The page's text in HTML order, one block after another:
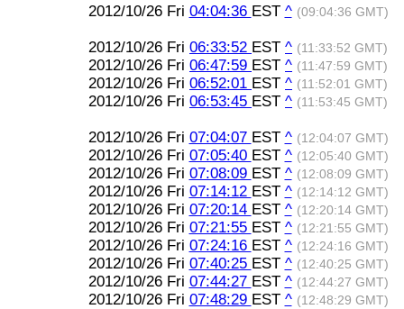
2012/10/26 Fri 04:04:36 EST ^ (09:04:36 GMT)
2012/10/26 Fri 06:33:52 EST ^ (11:33:52 GMT)
2012/10/26 Fri 06:47:59 EST ^ (11:47:59 GMT)
2012/10/26 Fri 06:52:01 EST ^ (11:52:01 GMT)
2012/10/26 Fri 06:53:45 EST ^ (11:53:45 GMT)
2012/10/26 Fri 07:04:07 EST ^ (12:04:07 GMT)
2012/10/26 Fri 07:05:40 EST ^ (12:05:40 GMT)
2012/10/26 Fri 07:08:09 EST ^ (12:08:09 GMT)
2012/10/26 Fri 07:14:12 EST ^ (12:14:12 GMT)
2012/10/26 Fri 07:20:14 EST ^ (12:20:14 GMT)
2012/10/26 Fri 07:21:55 EST ^ (12:21:55 GMT)
2012/10/26 Fri 07:24:16 EST ^ (12:24:16 GMT)
2012/10/26 Fri 07:40:25 EST ^ (12:40:25 GMT)
2012/10/26 Fri 07:44:27 EST ^ (12:44:27 GMT)
2012/10/26 Fri 07:48:29 EST ^ (12:48:29 GMT)